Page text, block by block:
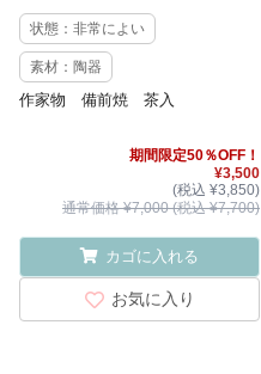
状態：非常によい
素材：陶器
作家物 備前焼 茶入
期間限定50％OFF！
¥3,500
(税込 ¥3,850)
通常価格 ¥7,000 (税込 ¥7,700)
カゴに入れる
お気に入り